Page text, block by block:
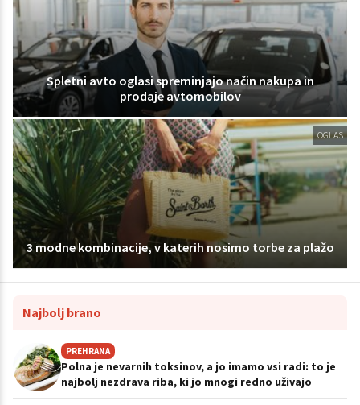
Spletni avto oglasi spreminjajo način nakupa in
prodaje avtomobilov
OGLAS
3 modne kombinacije, v katerih nosimo torbe za plažo
Najbolj brano
PREHRANA
Polna je nevarnih toksinov, a jo imamo vsi radi: to je
najbolj nezdrava riba, ki jo mnogi redno uživajo